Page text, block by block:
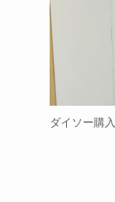
ダイソー購